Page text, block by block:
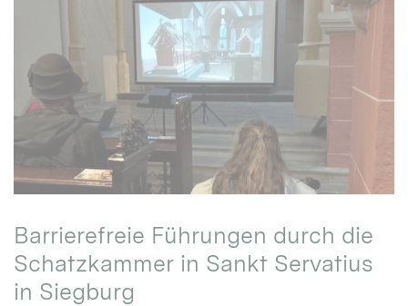
Barrierefreie Führungen durch die
Schatzkammer in Sankt Servatius
in Siegburg